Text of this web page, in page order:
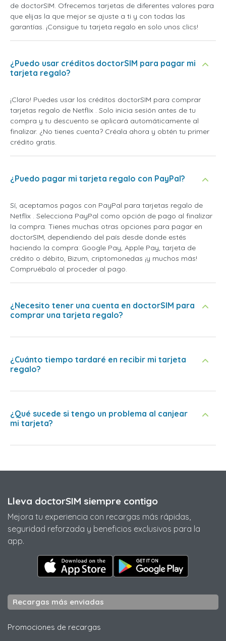
de doctorSIM. Ofrecemos tarjetas de diferentes valores para
que elijas la que mejor se ajuste a ti y con todas las
garantías. ¡Consigue tu tarjeta regalo en solo unos clics!
¿Puedo usar créditos doctorSIM para pagar mi
tarjeta regalo?
¡Claro! Puedes usar los créditos doctorSIM para comprar
tarjetas regalo de Netflix . Solo inicia sesión antes de tu
compra y tu descuento se aplicará automáticamente al
finalizar. ¿No tienes cuenta? Créala ahora y obtén tu primer
crédito gratis.
¿Puedo pagar mi tarjeta regalo con PayPal?
Sí, aceptamos pagos con PayPal para tarjetas regalo de
Netflix . Selecciona PayPal como opción de pago al finalizar
la compra. Tienes muchas otras opciones para pagar en
doctorSIM, dependiendo del país desde donde estés
haciendo la compra: Google Pay, Apple Pay, tarjeta de
crédito o débito, Bizum, criptomonedas ¡y muchos más!
Compruébalo al proceder al pago.
¿Necesito tener una cuenta en doctorSIM para
comprar una tarjeta regalo?
¿Cuánto tiempo tardaré en recibir mi tarjeta
regalo?
¿Qué sucede si tengo un problema al canjear
mi tarjeta?
Lleva doctorSIM siempre contigo
Mejora tu experiencia con recargas más rápidas,
seguridad reforzada y beneficios exclusivos para la
app.
Recargas más enviadas
Promociones de recargas